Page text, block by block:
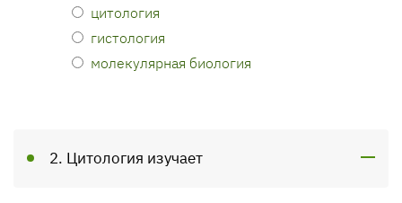
цитология
гистология
молекулярная биология
2. Цитология изучает